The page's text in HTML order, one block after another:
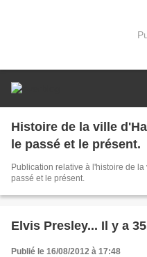
Histoire de la ville
le passé et le présent.
Publication relative à l'histoire de
passé et le présent.
Elvis Presley... Il y a
Publié le 16/08/2012 à 17:48